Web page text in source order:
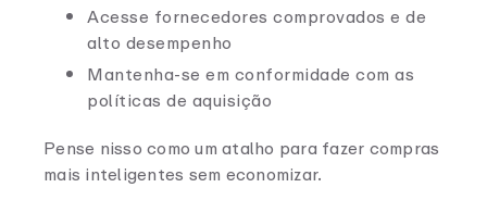
Acesse fornecedores comprovados e de
alto desempenho
Mantenha-se em conformidade com as
políticas de aquisição
Pense nisso como um atalho para fazer compras
mais inteligentes sem economizar.